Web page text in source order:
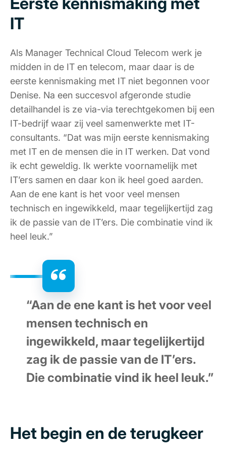
IT
Als Manager Technical Cloud Telecom werk je
midden in de IT en telecom, maar daar is de
eerste kennismaking met IT niet begonnen voor
Denise. Na een succesvol afgeronde studie
detailhandel is ze via-via terechtgekomen bij een
IT-bedrijf waar zij veel samenwerkte met IT-
consultants. “Dat was mijn eerste kennismaking
met IT en de mensen die in IT werken. Dat vond
ik echt geweldig. Ik werkte voornamelijk met
IT’ers samen en daar kon ik heel goed aarden.
Aan de ene kant is het voor veel mensen
technisch en ingewikkeld, maar tegelijkertijd zag
ik de passie van de IT’ers. Die combinatie vind ik
heel leuk.”
“Aan de ene kant is het voor veel
mensen technisch en
ingewikkeld, maar tegelijkertijd
zag ik de passie van de IT’ers.
Die combinatie vind ik heel leuk.”
Het begin en de terugkeer